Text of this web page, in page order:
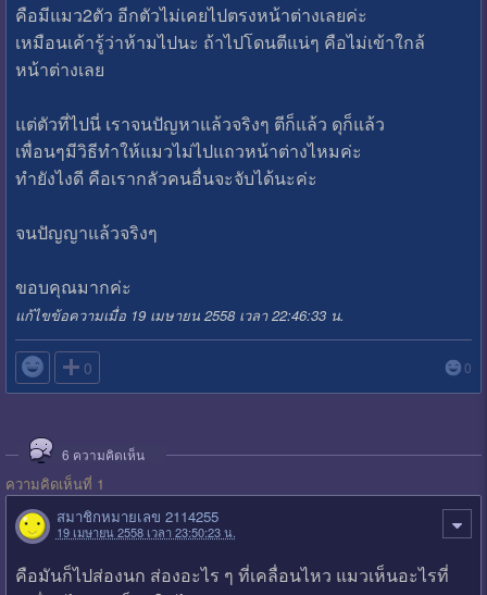
คือมีแมว2ตัว อีกตัวไม่เคยไปตรงหน้าต่างเลยค่ะ
เหมือนเค้ารู้ว่าห้ามไปนะ ถ้าไปโดนตีแน่ๆ คือไม่เข้าใกล้
หน้าต่างเลย
แต่ตัวที่ไปนี่ เราจนปัญหาแล้วจริงๆ ตีก็แล้ว ดุก็แล้ว
เพื่อนๆมีวิธีทำให้แมวไม่ไปแถวหน้าต่างไหมค่ะ
ทำยังไงดี คือเรากลัวคนอื่นจะจับได้นะค่ะ
จนปัญญาแล้วจริงๆ
ขอบคุณมากค่ะ
แก้ไขข้อความเมื่อ 19 เมษายน 2558 เวลา 22:46:33 น.
 0 0
6 ความคิดเห็น
ความคิดเห็นที่ 1
สมาชิกหมายเลข 2114255
19 เมษายน 2558 เวลา 23:50:23 น.
คือมันก็ไปส่องนก ส่องอะไร ๆ ที่เคลื่อนไหว แมวเห็นอะไรที่